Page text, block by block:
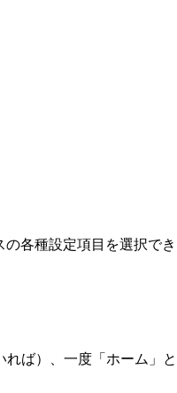
の各種設定項目を選択でき
ば）、一度「ホーム」と